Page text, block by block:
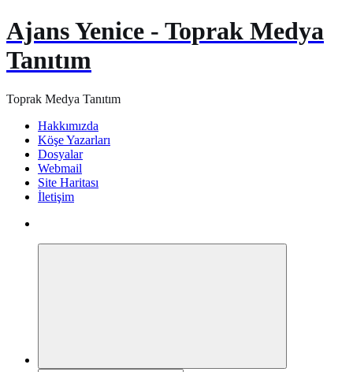
Ajans Yenice - Toprak Medya
Tanıtım
Toprak Medya Tanıtım
Hakkımızda
Köşe Yazarları
Dosyalar
Webmail
Site Haritası
İletişim